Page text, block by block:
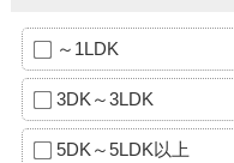
～1LDK
3DK～3LDK
5DK～5LDK以上